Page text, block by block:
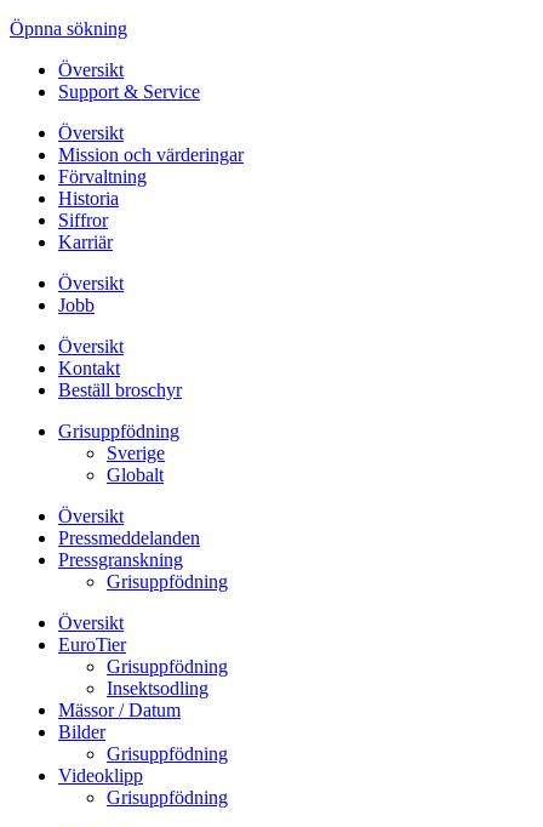
Öpnna sökning
Översikt
Support & Service
Översikt
Mission och värderingar
Förvaltning
Historia
Siffror
Karriär
Översikt
Jobb
Översikt
Kontakt
Beställ broschyr
Grisuppfödning
Sverige
Globalt
Översikt
Pressmeddelanden
Pressgranskning
Grisuppfödning
Översikt
EuroTier
Grisuppfödning
Insektsodling
Mässor / Datum
Bilder
Grisuppfödning
Videoklipp
Grisuppfödning